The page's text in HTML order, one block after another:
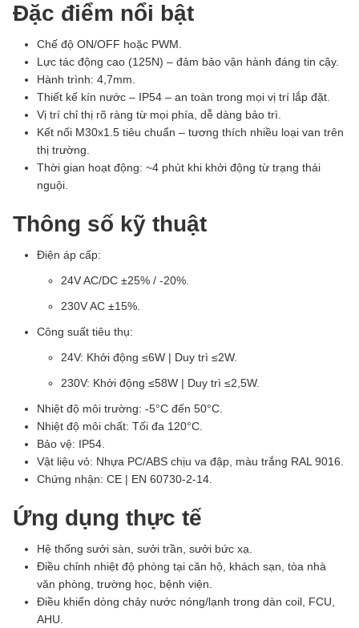
Đặc điểm nổi bật
Chế độ ON/OFF hoặc PWM.
Lực tác động cao (125N) – đảm bảo vận hành đáng tin cậy.
Hành trình: 4,7mm.
Thiết kế kín nước – IP54 – an toàn trong mọi vị trí lắp đặt.
Vị trí chỉ thị rõ ràng từ mọi phía, dễ dàng bảo trì.
Kết nối M30x1.5 tiêu chuẩn – tương thích nhiều loại van trên
thị trường.
Thời gian hoạt động: ~4 phút khi khởi động từ trạng thái
nguội.
Thông số kỹ thuật
Điện áp cấp:
24V AC/DC ±25% / -20%.
230V AC ±15%.
Công suất tiêu thụ:
24V: Khởi động ≤6W | Duy trì ≤2W.
230V: Khởi động ≤58W | Duy trì ≤2,5W.
Nhiệt độ môi trường: -5°C đến 50°C.
Nhiệt độ môi chất: Tối đa 120°C.
Bảo vệ: IP54.
Vật liệu vỏ: Nhựa PC/ABS chịu va đập, màu trắng RAL 9016.
Chứng nhận: CE | EN 60730-2-14.
Ứng dụng thực tế
Hệ thống sưởi sàn, sưởi trần, sưởi bức xạ.
Điều chỉnh nhiệt độ phòng tại căn hộ, khách sạn, tòa nhà
văn phòng, trường học, bệnh viện.
Điều khiển dòng chảy nước nóng/lạnh trong dàn coil, FCU,
AHU.